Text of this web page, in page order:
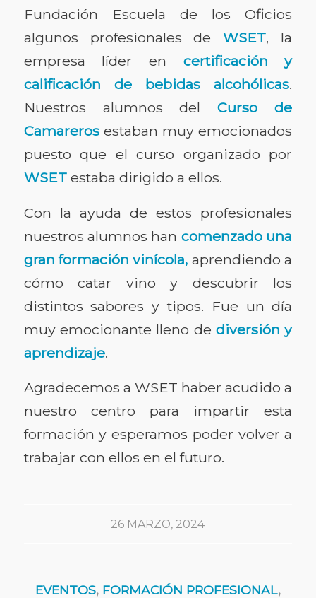
Fundación Escuela de los Oficios
algunos profesionales deWSET, la
empresa líder en certificación y
calificación de bebidas alcohólicas.
Nuestros alumnos delCurso de
Camarerosestaban muy emocionados
puesto que el curso organizado por
WSETestaba dirigido a ellos.
Con la ayuda de estos profesionales
nuestros alumnos han comenzado una
gran formación vinícola, aprendiendo a
cómo catar vino y descubrir los
distintos sabores y tipos. Fue un día
muy emocionante lleno dediversión y
aprendizaje.
Agradecemos a WSET haber acudido a
nuestro centro para impartir esta
formación y esperamos poder volver a
trabajar con ellos en el futuro.
26 MARZO, 2024
EVENTOS, FORMACIÓN PROFESIONAL,